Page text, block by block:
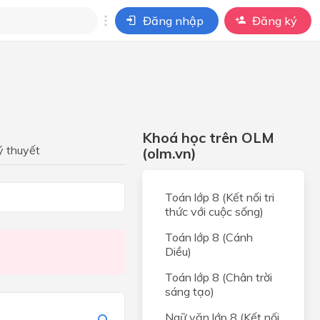
Đăng nhập Đăng ký
thuyết
Khoá học trên OLM
(olm.vn)
Toán lớp 8 (Kết nối tri
thức với cuộc sống)
Toán lớp 8 (Cánh
Diều)
Toán lớp 8 (Chân trời
sáng tạo)
Ngữ văn lớp 8 (Kết nối